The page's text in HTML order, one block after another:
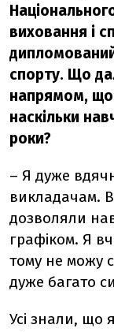
виховання і
спорту. Що
напрямом,
наскільки
роки?
– Я дуже
викладачам.
дозволяли
графіком. Я
тому не можу
дуже багато
Усі знали, що